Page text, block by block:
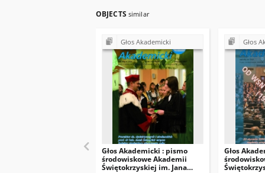
OBJECTS similar
Głos Akademicki
Głos Akademicki : pismo
środowiskowe Akademii
Świętokrzyskiej im. Jana
Głos
Głos